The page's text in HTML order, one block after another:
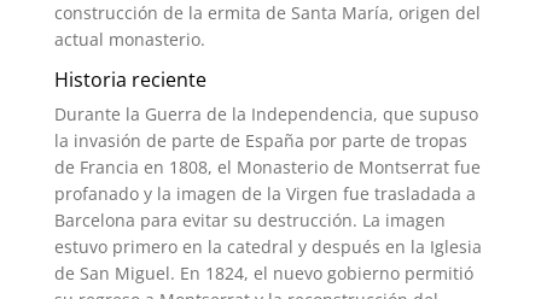
construcción de la ermita de Santa María, origen del
actual monasterio.
Historia reciente
Durante la Guerra de la Independencia, que supuso
la invasión de parte de España por parte de tropas
de Francia en 1808, el Monasterio de Montserrat fue
profanado y la imagen de la Virgen fue trasladada a
Barcelona para evitar su destrucción.​ La imagen
estuvo primero en la catedral y después en la Iglesia
de San Miguel.​ En 1824, el nuevo gobierno permitió